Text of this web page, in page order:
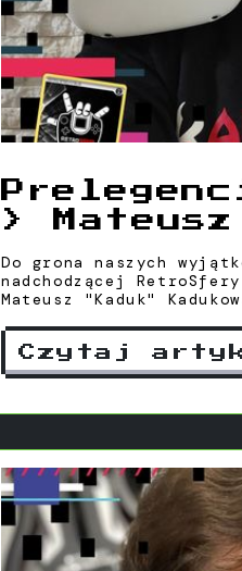
> Mateusz
Do grona naszych
nadchodzącej
Mateusz "Kaduk"
Czytaj